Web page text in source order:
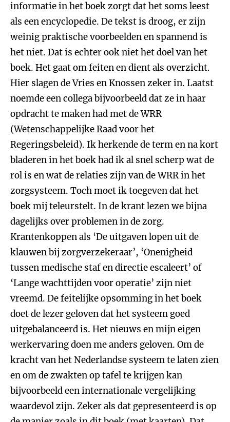
informatie in het boek zorgt dat het soms leest
als een encyclopedie. De tekst is droog, er zijn
weinig praktische voorbeelden en spannend is
het niet. Dat is echter ook niet het doel van het
boek. Het gaat om feiten en dient als overzicht.
Hier slagen de Vries en Knossen zeker in. Laatst
noemde een collega bijvoorbeeld dat ze in haar
opdracht te maken had met de WRR
(Wetenschappelijke Raad voor het
Regeringsbeleid). Ik herkende de term en na kort
bladeren in het boek had ik al snel scherp wat de
rol is en wat de relaties zijn van de WRR in het
zorgsysteem. Toch moet ik toegeven dat het
boek mij teleurstelt. In de krant lezen we bijna
dagelijks over problemen in de zorg.
Krantenkoppen als ‘De uitgaven lopen uit de
klauwen bij zorgverzekeraar’, ‘Onenigheid
tussen medische staf en directie escaleert’ of
‘Lange wachttijden voor operatie’ zijn niet
vreemd. De feitelijke opsomming in het boek
doet de lezer geloven dat het systeem goed
uitgebalanceerd is. Het nieuws en mijn eigen
werkervaring doen me anders geloven. Om de
kracht van het Nederlandse systeem te laten zien
en om de zwakten op tafel te krijgen kan
bijvoorbeeld een internationale vergelijking
waardevol zijn. Zeker als dat gepresenteerd is op